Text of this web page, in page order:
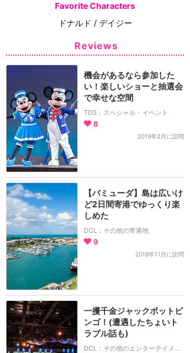
Favorite Characters
ドナルド / デイジー
Reviews
機会があるなら参加した
い！楽しいショーと抽選会
で幸せな空間
TDS：スペシャル・イベント
8
2019年2月に訪問
【バミューダ】島は広いけ
ど2日間寄港でゆっくり楽
しめた
DCL：その他の寄港地
9
2018年11月に訪問
一攫千金ジャックポットビ
ンゴ！(遭遇したちょいト
ラブル話も)
DCL：その他のエンターテイメント